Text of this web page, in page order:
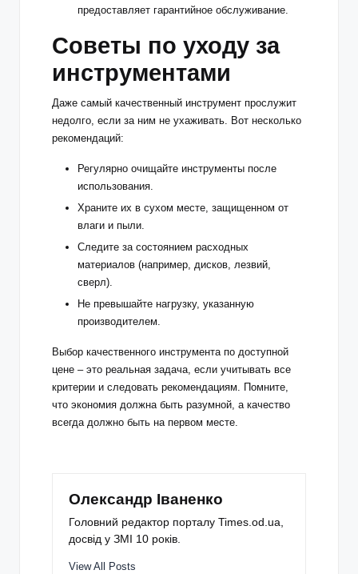
предоставляет гарантийное обслуживание.
Советы по уходу за
инструментами
Даже самый качественный инструмент прослужит
недолго, если за ним не ухаживать. Вот несколько
рекомендаций:
Регулярно очищайте инструменты после
использования.
Храните их в сухом месте, защищенном от
влаги и пыли.
Следите за состоянием расходных
материалов (например, дисков, лезвий,
сверл).
Не превышайте нагрузку, указанную
производителем.
Выбор качественного инструмента по доступной
цене – это реальная задача, если учитывать все
критерии и следовать рекомендациям. Помните,
что экономия должна быть разумной, а качество
всегда должно быть на первом месте.
Олександр Іваненко
Головний редактор порталу Times.od.ua,
досвід у ЗМІ 10 років.
View All Posts